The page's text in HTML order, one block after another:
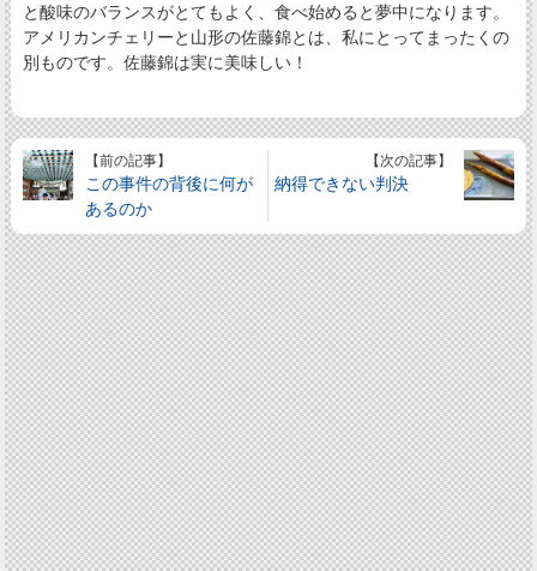
と酸味のバランスがとてもよく、食べ始めると夢中になります。
アメリカンチェリーと山形の佐藤錦とは、私にとってまったくの
別ものです。佐藤錦は実に美味しい！
【前の記事】
この事件の背後に何が
あるのか
【次の記事】
納得できない判決